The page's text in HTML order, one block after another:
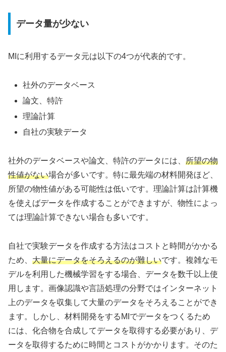
データ量が少ない
MIに利用するデータ元は以下の4つが代表的です。
社外のデータベース
論文、特許
理論計算
自社の実験データ
社外のデータベースや論文、特許のデータには、 所望の物
性値がない場合が多いです。特に最先端の材料開発ほど、
所望の物性値がある可能性は低いです。理論計算は計算機
を使えばデータを作成することができますが、物性によっ
ては理論計算できない場合も多いです。
自社で実験データを作成する方法はコストと時間がかかる
ため、 大量にデータをそろえるのが難しいです。複雑なモ
デルを利用した機械学習をする場合、データを数千以上使
用します。画像認識や言語処理の分野ではインターネット
上のデータを収集して大量のデータをそろえることができ
ます。しかし、材料開発をするMIでデータをつくるため
には、化合物を合成してデータを取得する必要があり、デ
ータを取得するために時間とコストがかかります。そのた